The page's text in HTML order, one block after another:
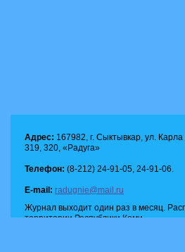
Адрес: 167982, г. Сыктывкар, ул.
319, 320, «Радуга»
Телефон: (8-212) 24-91-05, 24-91-06.
E-mail: radugnie@mail.ru
Журнал выходит один раз в месяц.
территории Республики Коми.